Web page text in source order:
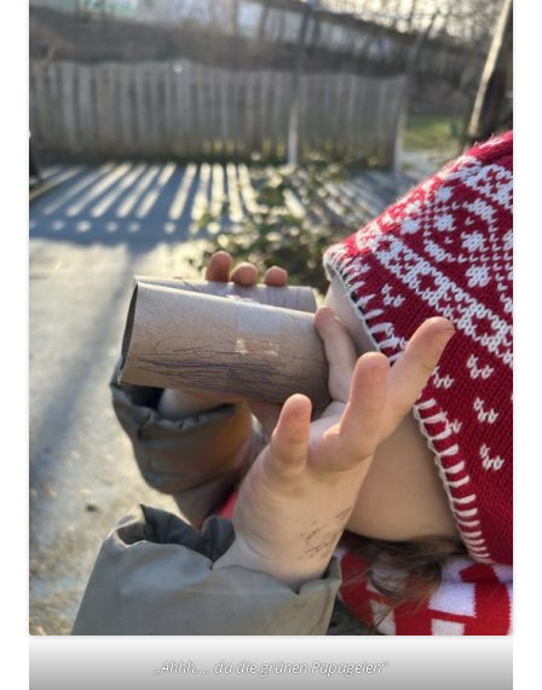
„Ahhh…. da die grünen Papageien“